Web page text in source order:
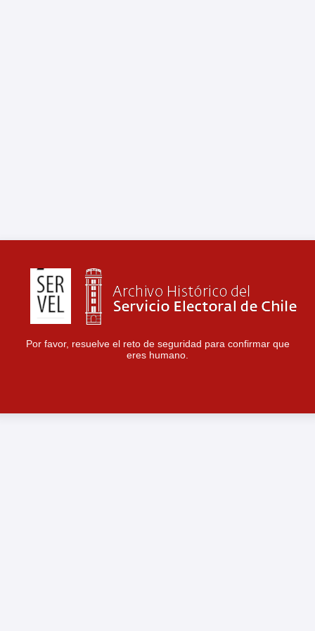
Por favor, resuelve el reto de seguridad para confirmar que
eres humano.